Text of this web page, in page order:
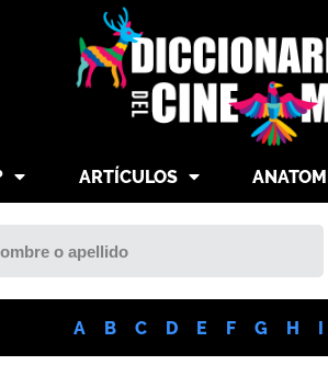
ARTÍCULOS
A B C D E F G H I